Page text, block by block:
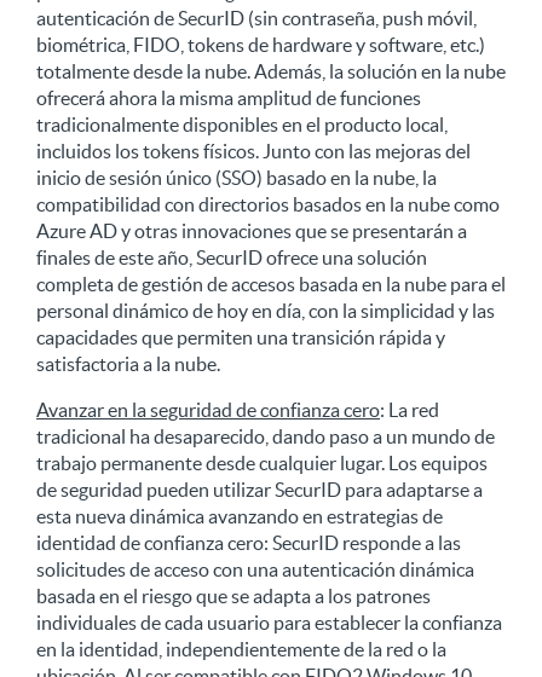
autenticación de SecurID (sin contraseña, push móvil,
biométrica, FIDO, tokens de hardware y software, etc.)
totalmente desde la nube. Además, la solución en la nube
ofrecerá ahora la misma amplitud de funciones
tradicionalmente disponibles en el producto local,
incluidos los tokens físicos. Junto con las mejoras del
inicio de sesión único (SSO) basado en la nube, la
compatibilidad con directorios basados en la nube como
Azure AD y otras innovaciones que se presentarán a
finales de este año, SecurID ofrece una solución
completa de gestión de accesos basada en la nube para el
personal dinámico de hoy en día, con la simplicidad y las
capacidades que permiten una transición rápida y
satisfactoria a la nube.
Avanzar en la seguridad de confianza cero: La red
tradicional ha desaparecido, dando paso a un mundo de
trabajo permanente desde cualquier lugar. Los equipos
de seguridad pueden utilizar SecurID para adaptarse a
esta nueva dinámica avanzando en estrategias de
identidad de confianza cero: SecurID responde a las
solicitudes de acceso con una autenticación dinámica
basada en el riesgo que se adapta a los patrones
individuales de cada usuario para establecer la confianza
en la identidad, independientemente de la red o la